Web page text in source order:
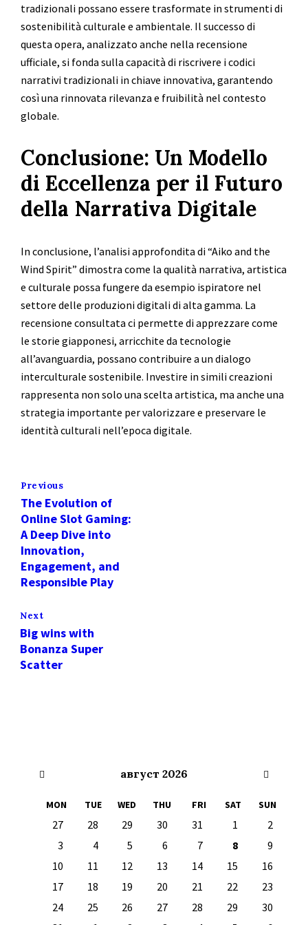
tradizionali possano essere trasformate in strumenti di
sostenibilità culturale e ambientale. Il successo di
questa opera, analizzato anche nella recensione
ufficiale, si fonda sulla capacità di riscrivere i codici
narrativi tradizionali in chiave innovativa, garantendo
così una rinnovata rilevanza e fruibilità nel contesto
globale.
Conclusione: Un Modello
di Eccellenza per il Futuro
della Narrativa Digitale
In conclusione, l’analisi approfondita di “Aiko and the
Wind Spirit” dimostra come la qualità narrativa, artistica
e culturale possa fungere da esempio ispiratore nel
settore delle produzioni digitali di alta gamma. La
recensione consultata ci permette di apprezzare come
le storie giapponesi, arricchite da tecnologie
all’avanguardia, possano contribuire a un dialogo
interculturale sostenibile. Investire in simili creazioni
rappresenta non solo una scelta artistica, ma anche una
strategia importante per valorizzare e preservare le
identità culturali nell’epoca digitale.
Previous
The Evolution of
Online Slot Gaming:
A Deep Dive into
Innovation,
Engagement, and
Responsible Play
Next
Big wins with
Bonanza Super
Scatter
август 2026
MON TUE WED THU FRI SAT SUN
calendar
27 28 29 30 31 1
2
3
4 5 6 7 8
9
10
11 12 13 14 15
16
17
18 19 20 21 22
23
24
25 26 27 28 29
30